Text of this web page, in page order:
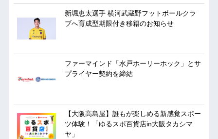
新堀恵太選手 横河武蔵野フットボールクラ
ブへ育成型期限付き移籍のお知らせ
ファーマインド「水戸ホーリーホック」とサ
プライヤー契約を締結
【大阪高島屋】誰もが楽しめる新感覚スポー
ツ体験！「ゆるスポ百貨店in大阪タカシマ
ヤ」